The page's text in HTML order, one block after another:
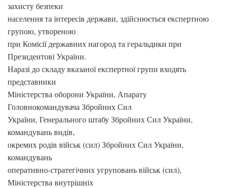
захисту безпеки
населення та інтересів держави, здійснюється експертною
групою, утвореною
при Комісії державних нагород та геральдики при
Президентові України.
Наразі до складу вказаної експертної групи входять
представники
Міністерства оборони України, Апарату
Головнокомандувача Збройних Сил
України, Генерального штабу Збройних Сил України,
командувань видів,
окремих родів військ (сил) Збройних Сил України,
командувань
оперативно-стратегічних угруповань військ (сил),
Міністерства внутрішніх